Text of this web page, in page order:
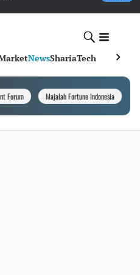
NewsShariaTech
Forum Majalah Fortune Indonesia